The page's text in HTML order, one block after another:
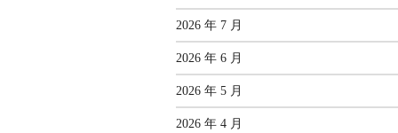
2026 年 7 月
2026 年 6 月
2026 年 5 月
2026 年 4 月